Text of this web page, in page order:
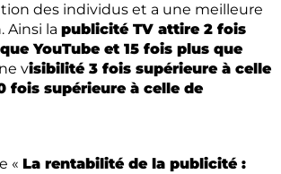
des individus et a une meilleure
Ainsi la publicité TV attire 2 fois
YouTube et 15 fois plus que
visibilité 3 fois supérieure à celle
fois supérieure à celle de
« La rentabilité de la publicité :